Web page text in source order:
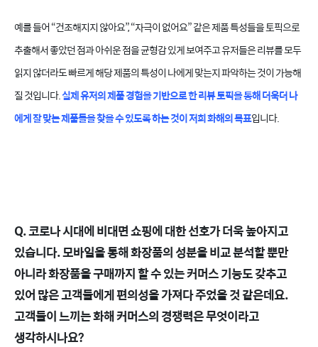
예를 들어 “건조해지지 않아요”, “자극이 없어요” 같은 제품 특성들을 토픽으로
추출해서 좋았던 점과 아쉬운 점을 균형감 있게 보여주고 유저들은 리뷰를 모두
읽지 않더라도 빠르게 해당 제품의 특성이 나에게 맞는지 파악하는 것이 가능해
질 것입니다.실제 유저의 제품 경험을 기반으로 한 리뷰 토픽을 통해 더욱더 나
에게 잘 맞는 제품들을 찾을 수 있도록 하는 것이 저희 화해의 목표입니다.
Q. 코로나 시대에 비대면 쇼핑에 대한 선호가 더욱 높아지고
있습니다. 모바일을 통해 화장품의 성분을 비교 분석할 뿐만
아니라 화장품을 구매까지 할 수 있는 커머스 기능도 갖추고
있어 많은 고객들에게 편의성을 가져다 주었을 것 같은데요.
고객들이 느끼는 화해 커머스의 경쟁력은 무엇이라고
생각하시나요?